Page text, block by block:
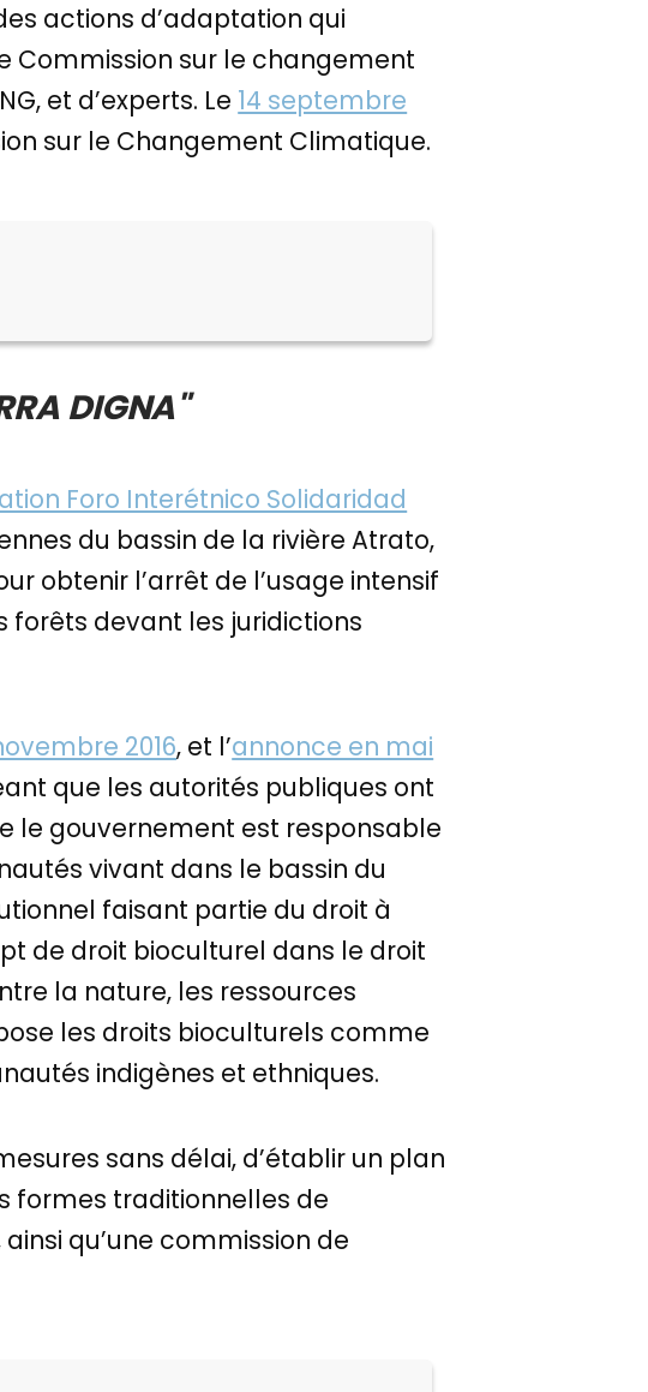
actions d’adaptation qui
Commission sur le changement
et d’experts. Le 14 septembre
sur le Changement Climatique.
DIGNA"
Foro Interétnico Solidaridad
du bassin de la rivière Atrato,
obtenir l’arrêt de l’usage intensif
forêts devant les juridictions
2016, et l’annonce en mai
que les autorités publiques ont
le gouvernement est responsable
vivant dans le bassin du
faisant partie du droit à
de droit bioculturel dans le droit
la nature, les ressources
les droits bioculturels comme
indigènes et ethniques.
sans délai, d’établir un plan
formes traditionnelles de
qu’une commission de